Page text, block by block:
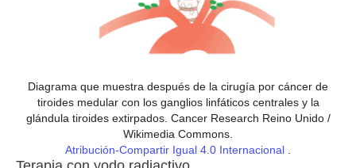
Diagrama que muestra después de la cirugía por cáncer de
tiroides medular con los ganglios linfáticos centrales y la
glándula tiroides extirpados. Cancer Research Reino Unido /
Wikimedia Commons.
Atribución-Compartir Igual 4.0 Internacional